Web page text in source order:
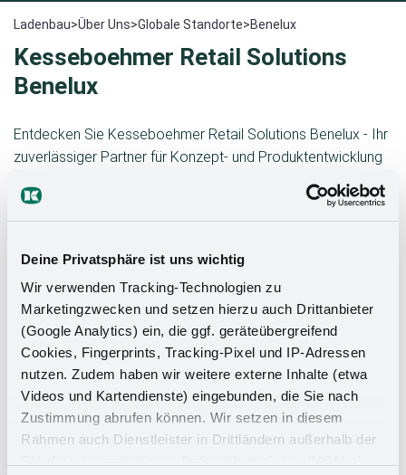
Deine Privatsphäre ist uns wichtig
Wir verwenden Tracking-Technologien zu
Marketingzwecken und setzen hierzu auch Drittanbieter
(Google Analytics) ein, die ggf. geräteübergreifend
Cookies, Fingerprints, Tracking-Pixel und IP-Adressen
nutzen. Zudem haben wir weitere externe Inhalte (etwa
Videos und Kartendienste) eingebunden, die Sie nach
Zustimmung abrufen können. Wir setzen in diesem
Rahmen auch Dienstleister in Drittländern außerhalb der
Ladenbau>Über Uns>Globale Standorte>Benelux
Kesseboehmer Retail Solutions
Benelux
Entdecken Sie Kesseboehmer Retail Solutions Benelux - Ihr
zuverlässiger Partner für Konzept- und Produktentwicklung
langjährigen Erfahrung und Expertise sind wir Ihre ersten
Ansprechpartner, wenn es darum geht, Ihr Geschäft im
Unsere hochqualitativen Lösungen, von maßgeschneiderten
Regalen über Einzelhandels-Displays bis hin zu POS-
Systemen, werden Ihren Kunden ein unvergessliches
Einkaufserlebnis bieten. Verlassen Sie sich auf unsere
Experten für Ladenbau in den Niederlanden, in Belgien und in
Luxembourg, die Ihnen mit kreativen Lösungen und
professioneller Beratung zur Seite stehen, um Ihr Geschäft
erfolgreich zu gestalten und zu optimieren.